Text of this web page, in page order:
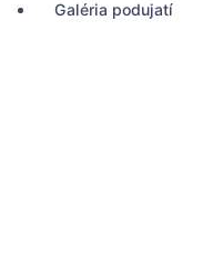
Galéria podujatí